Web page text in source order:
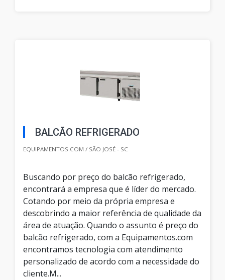
BALCÃO REFRIGERADO
EQUIPAMENTOS.COM / SÃO JOSÉ - SC
Buscando por preço do balcão refrigerado,
encontrará a empresa que é líder do mercado.
Cotando por meio da própria empresa e
descobrindo a maior referência de qualidade da
área de atuação. Quando o assunto é preço do
balcão refrigerado, com a Equipamentos.com
encontramos tecnologia com atendimento
personalizado de acordo com a necessidade do
cliente.M...